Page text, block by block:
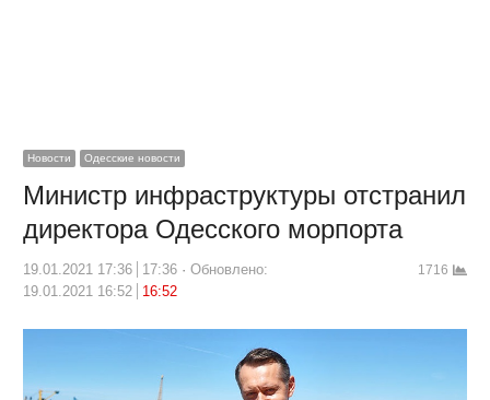
Новости Одесские новости
Министр инфраструктуры отстранил
директора Одесского морпорта
19.01.2021 17:36 17:36
Обновлено:
19.01.2021 16:52
16:52
1716